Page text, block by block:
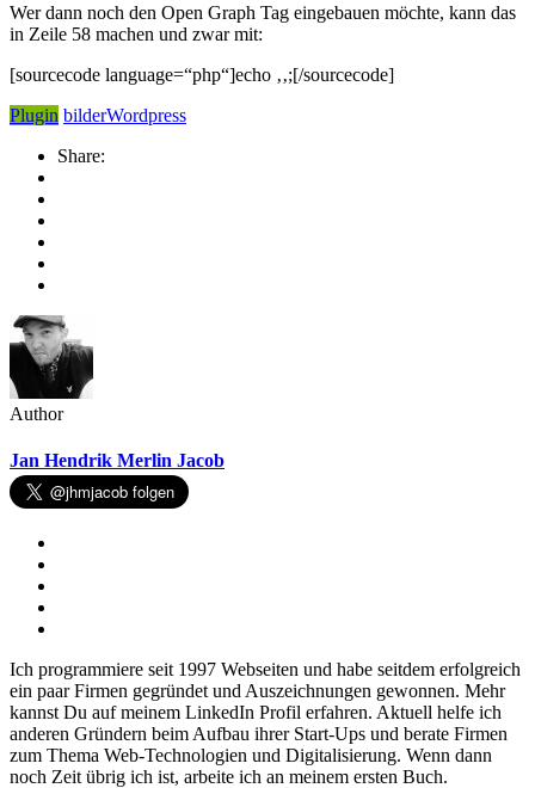
Wer dann noch den Open Graph Tag eingebauen möchte, kann das
in Zeile 58 machen und zwar mit:
[sourcecode language=“php“]echo ‚‚;[/sourcecode]
Plugin bilderWordpress
Share:
Author
Jan Hendrik Merlin Jacob
Ich programmiere seit 1997 Webseiten und habe seitdem erfolgreich
ein paar Firmen gegründet und Auszeichnungen gewonnen. Mehr
kannst Du auf meinem LinkedIn Profil erfahren. Aktuell helfe ich
anderen Gründern beim Aufbau ihrer Start-Ups und berate Firmen
zum Thema Web-Technologien und Digitalisierung. Wenn dann
noch Zeit übrig ich ist, arbeite ich an meinem ersten Buch.